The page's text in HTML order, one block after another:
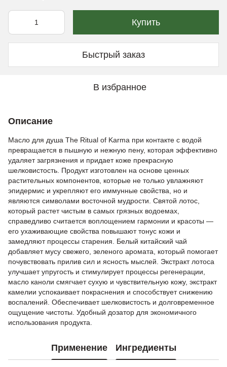
Купить
Быстрый заказ
В избранное
Описание
Масло для душа The Ritual of Karma при контакте с водой
превращается в пышную и нежную пену, которая эффективно
удаляет загрязнения и придает коже прекрасную
шелковистость. Продукт изготовлен на основе ценных
растительных компонентов, которые не только увлажняют
эпидермис и укрепляют его иммунные свойства, но и
являются символами восточной мудрости. Святой лотос,
который растет чистым в самых грязных водоемах,
справедливо считается воплощением гармонии и красоты —
его ухаживающие свойства повышают тонус кожи и
замедляют процессы старения. Белый китайский чай
добавляет мусу свежего, зеленого аромата, который помогает
почувствовать прилив сил и ясность мыслей. Экстракт лотоса
улучшает упругость и стимулирует процессы регенерации,
масло каноли смягчает сухую и чувствительную кожу, экстракт
камелии успокаивает покраснения и способствует снижению
воспалений. Обеспечивает шелковистость и долговременное
ощущение чистоты. Удобный дозатор для экономичного
использования продукта.
Применение Ингредиенты